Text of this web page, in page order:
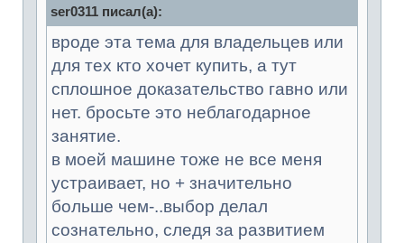
ser0311 писал(а):
вроде эта тема для владельцев или
для тех кто хочет купить, а тут
сплошное доказательство гавно или
нет. бросьте это неблагодарное
занятие.
в моей машине тоже не все меня
устраивает, но + значительно
больше чем-..выбор делал
сознательно, следя за развитием